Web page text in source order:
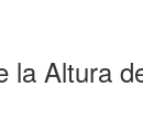
la Altura